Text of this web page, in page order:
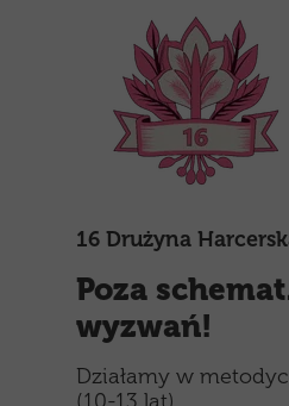
16 Drużyna
Poza
wyzwań!
Działamy w